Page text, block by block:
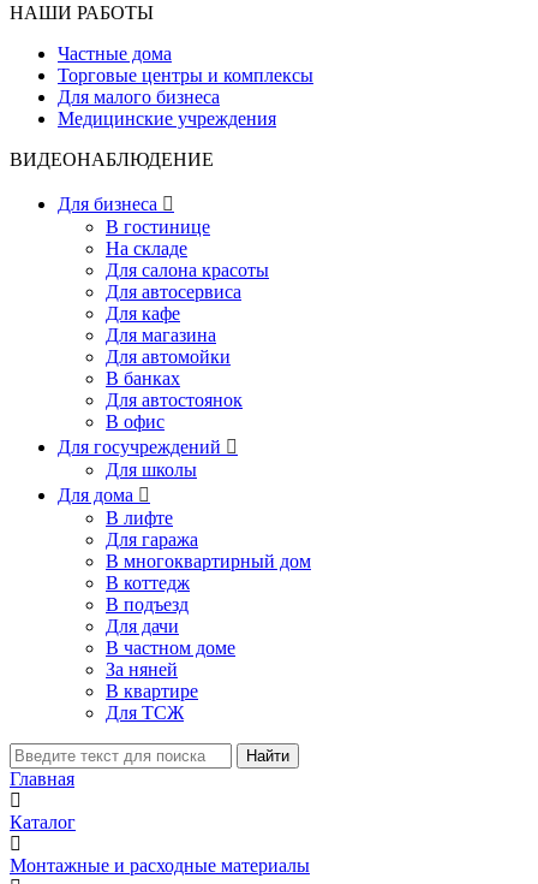
НАШИ РАБОТЫ
Частные дома
Торговые центры и комплексы
Для малого бизнеса
Медицинские учреждения
ВИДЕОНАБЛЮДЕНИЕ
Для бизнеса 
В гостинице
На складе
Для салона красоты
Для автосервиса
Для кафе
Для магазина
Для автомойки
В банках
Для автостоянок
В офис
Для госучреждений 
Для школы
Для дома 
В лифте
Для гаража
В многоквартирный дом
В коттедж
В подъезд
Для дачи
В частном доме
За няней
В квартире
Для ТСЖ
Найти
Главная
Каталог
Монтажные и расходные материалы